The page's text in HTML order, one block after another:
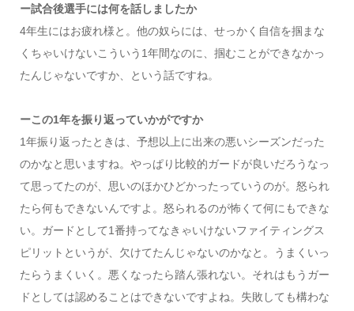
ー試合後選手には何を話しましたか
4年生にはお疲れ様と。他の奴らには、せっかく自信を掴まな
くちゃいけないこういう1年間なのに、掴むことができなかっ
たんじゃないですか、という話ですね。
ーこの1年を振り返っていかがですか
1年振り返ったときは、予想以上に出来の悪いシーズンだった
のかなと思いますね。やっぱり比較的ガードが良いだろうなっ
て思ってたのが、思いのほかひどかったっていうのが。怒られ
たら何もできないんですよ。怒られるのが怖くて何にもできな
い。ガードとして1番持ってなきゃいけないファイティングス
ピリットというが、欠けてたんじゃないのかなと。うまくいっ
たらうまくいく。悪くなったら踏ん張れない。それはもうガー
ドとしては認めることはできないですよね。失敗しても構わな